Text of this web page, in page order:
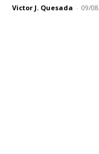
Victor J. Quesada - 09/